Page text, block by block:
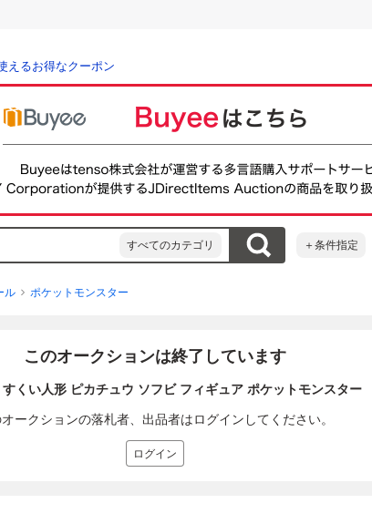
えるお得なクーポン
すべてのカテゴリ ＋条件指定
ル ポケットモンスター
このオークションは終了しています
すくい人形 ピカチュウ ソフビ フィギュア ポケットモンスター
オークションの落札者、出品者はログインしてください。
ログイン